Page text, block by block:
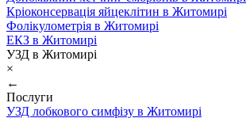
Кріоконсервація яйцеклітин в Житомирі
Фолікулометрія в Житомирі
ЕКЗ в Житомирі
УЗД в Житомирі
×
←
Послуги
УЗД лобкового симфізу в Житомирі